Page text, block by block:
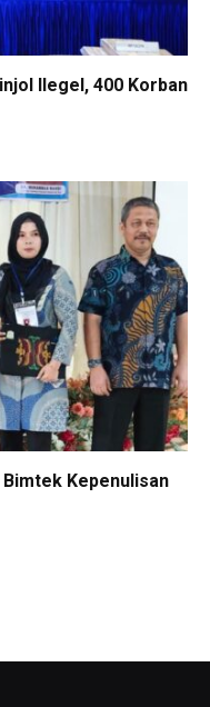
Ilegel, 400 Korban
Kepenulisan